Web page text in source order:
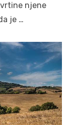
njene
je …